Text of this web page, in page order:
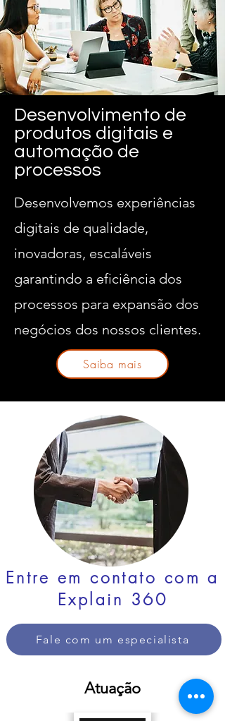
Desenvolvimento de
produtos digitais e
automação de
processos
Desenvolvemos experiências
digitais de qualidade,
inovadoras, escaláveis
garantindo a eficiência dos
processos para expansão dos
negócios dos nossos clientes.
Saiba mais
Entre em contato com a
Explain 360
Fale com um especialista
Atuação